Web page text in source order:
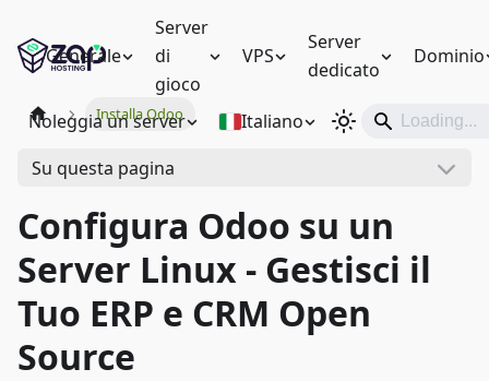
Generale
Server
di
gioco
VPS
Server
dedicato
Dominio
Noleggia un server Italiano
Installa Odoo
Su questa pagina
Configura Odoo su un
Server Linux - Gestisci il
Tuo ERP e CRM Open
Source